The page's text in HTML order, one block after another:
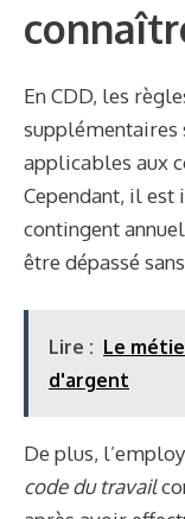
En CDD, les
supplémentaires
applicables aux
Cependant, il
contingent
être dépassé
Lire : Le
d'argent
De plus,
code du travail